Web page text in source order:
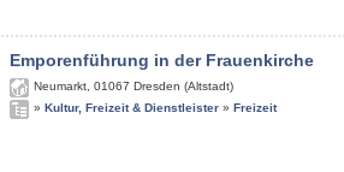
Emporenführung in der Frauenkirche
Neumarkt 01067 Dresden (Altstadt)
» Kultur, Freizeit & Dienstleister » Freizeit